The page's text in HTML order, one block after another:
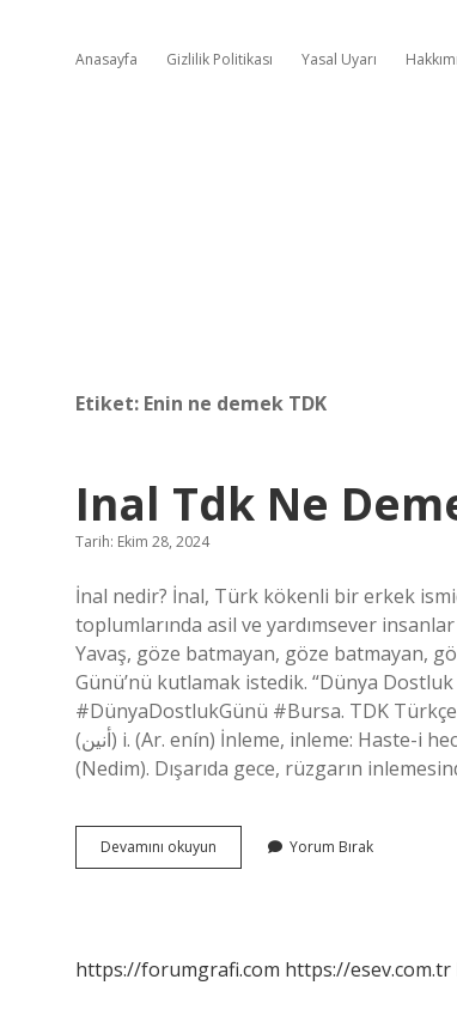
Anasayfa Gizlilik Politikası Yasal Uyarı
Etiket: Enin ne demek TDK
Inal Tdk Ne
Tarih: Ekim 28, 2024
İnal nedir? İnal, Türk kökenli bir erkek
toplumlarında asil ve yardımsever
Yavaş, göze batmayan, göze batmayan,
Günü’nü kutlamak istedik. “Dünya
#DünyaDostlukGünü #Bursa. TDK
(ﺃﻧﻴﻦ) i. (Ar. enín) İnleme, inleme: Haste-i hecrim, efgān-ı hazînim, tazeyim / Nev-be-nevdir, nâlisim, daima tazeyim
(Nedim). Dışarıda gece, rüzgarın
Devamını okuyun
Tdk
Yorum Bırak
https://forumgrafi.com https://esev.com.tr